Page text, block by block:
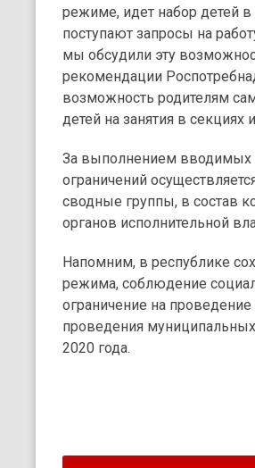
режиме, идет набор детей
поступают запросы на
мы обсудили эту
рекомендации
возможность родителям
детей на занятия в
За выполнением вводимых
ограничений
сводные группы, в состав
органов исполнительной
Напомним, в республике
режима, соблюдение
ограничение на
проведения
2020 года.